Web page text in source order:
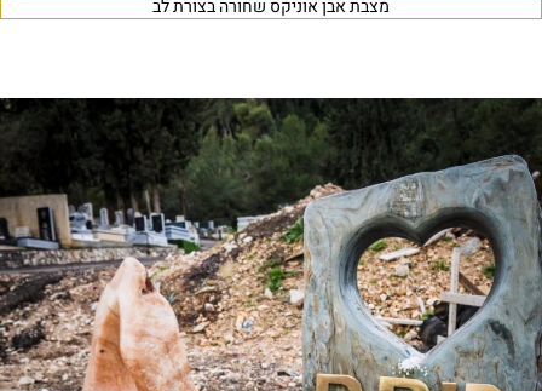
מצבת אבן אוניקס שחורה בצורת לב